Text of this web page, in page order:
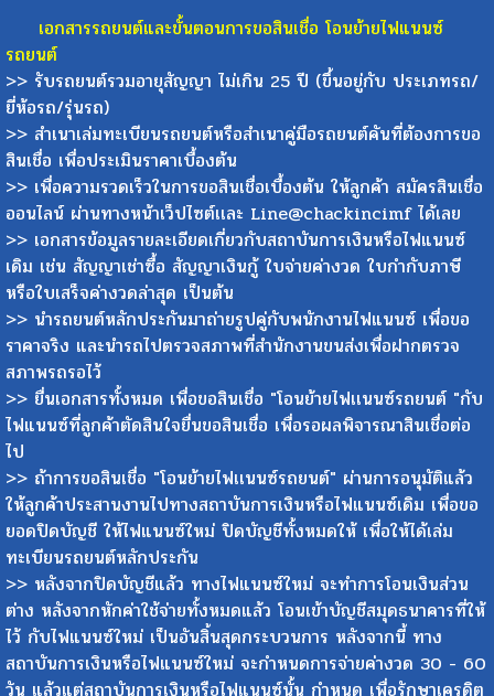
เอกสารรถยนต์และขั้นตอนการขอสินเชื่อ โอนย้ายไฟแนนซ์
รถยนต์
>> รับรถยนต์รวมอายุสัญญา ไม่เกิน 25 ปี (ขึ้นอยู่กับ ประเภทรถ/
ยี่ห้อรถ/รุ่นรถ)
>> สำเนาเล่มทะเบียนรถยนต์หรือสำเนาคู่มือรถยนต์คันที่ต้องการขอ
สินเชื่อ เพื่อประเมินราคาเบื้องต้น
>> เพื่อความรวดเร็วในการขอสินเชื่อเบื้องต้น ให้ลูกค้า สมัครสินเชื่อ
ออนไลน์ ผ่านทางหน้าเว็ปไซต์เเละ Line@chackincimf ได้เลย
>> เอกสารข้อมูลรายละเอียดเกี่ยวกับสถาบันการเงินหรือไฟแนนซ์
เดิม เช่น สัญญาเช่าซื้อ สัญญาเงินกู้ ใบจ่ายค่างวด ใบกำกับภาษี
หรือใบเสร็จค่างวดล่าสุด เป็นต้น
>> นำรถยนต์หลักประกันมาถ่ายรูปคู่กับพนักงานไฟแนนซ์ เพื่อขอ
ราคาจริง และนำรถไปตรวจสภาพที่สำนักงานขนส่งเพื่อฝากตรวจ
สภาพรถรอไว้
>> ยื่นเอกสารทั้งหมด เพื่อขอสินเชื่อ "โอนย้ายไฟเเนนซ์รถยนต์ "กับ
ไฟแนนซ์ที่ลูกค้าตัดสินใจยื่นขอสินเชื่อ เพื่อรอผลพิจารณาสินเชื่อต่อ
ไป
>> ถ้าการขอสินเชื่อ "โอนย้ายไฟเเนนซ์รถยนต์" ผ่านการอนุมัติแล้ว
ให้ลูกค้าประสานงานไปทางสถาบันการเงินหรือไฟแนนซ์เดิม เพื่อขอ
ยอดปิดบัญชี ให้ไฟแนนซ์ใหม่ ปิดบัญชีทั้งหมดให้ เพื่อให้ได้เล่ม
ทะเบียนรถยนต์หลักประกัน
>> หลังจากปิดบัญชีแล้ว ทางไฟแนนซ์ใหม่ จะทำการโอนเงินส่วน
ต่าง หลังจากหักค่าใช้จ่ายทั้งหมดแล้ว โอนเข้าบัญชีสมุดธนาคารที่ให้
ไว้ กับไฟแนนซ์ใหม่ เป็นอันสิ้นสุดกระบวนการ หลังจากนี้ ทาง
สถาบันการเงินหรือไฟแนนซ์ใหม่ จะกำหนดการจ่ายค่างวด 30 - 60
วัน แล้วแต่สถาบันการเงินหรือไฟแนนซ์นั้น กำหนด เพื่อรักษาเครดิต